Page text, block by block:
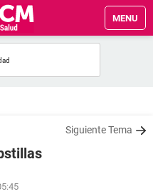
MENU
Siguiente Tema